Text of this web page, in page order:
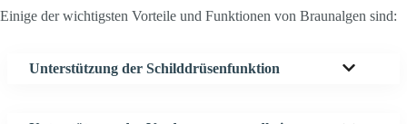
Einige der wichtigsten Vorteile und Funktionen von Braunalgen sind:
Unterstützung der Schilddrüsenfunktion